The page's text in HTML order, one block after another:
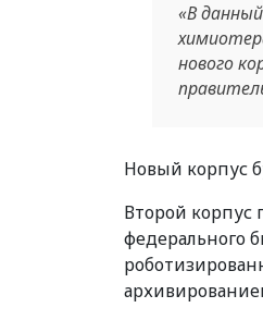
«В
нового
Новый корпус
Второй корпус
федерального